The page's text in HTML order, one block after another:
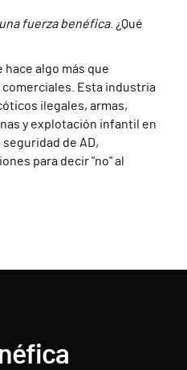
una fuerza benéfica. ¿Qué
hace algo más que
Esta industria
ilegales, armas,
y explotación infantil en
de AD,
para decir "no" al